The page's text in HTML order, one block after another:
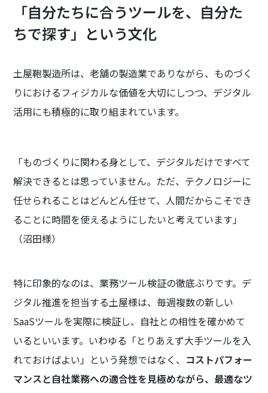
「自分たちに合うツールを、自分た
ちで探す」という文化
土屋鞄製造所は、老舗の製造業でありながら、ものづく
りにおけるフィジカルな価値を大切にしつつ、デジタル
活用にも積極的に取り組まれています。
「ものづくりに関わる身として、デジタルだけですべて
解決できるとは思っていません。ただ、テクノロジーに
任せられることはどんどん任せて、人間だからこそでき
ることに時間を使えるようにしたいと考えています」
（沼田様）
特に印象的なのは、業務ツール検証の徹底ぶりです。デ
ジタル推進を担当する土屋様は、毎週複数の新しい
SaaSツールを実際に検証し、自社との相性を確かめて
いるといいます。いわゆる「とりあえず大手ツールを入
れておけばよい」という発想ではなく、 コストパフォー
マンスと自社業務への適合性を見極めながら、最適なツ